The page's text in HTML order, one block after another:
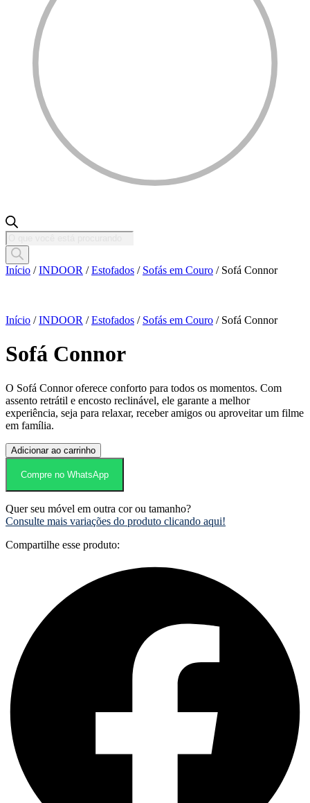
Pesquisar
produtos
Início /INDOOR /Estofados / Sofás em Couro / Sofá Connor
Início /INDOOR /Estofados / Sofás em Couro / Sofá Connor
Sofá Connor
O Sofá Connor oferece conforto para todos os momentos. Com
assento retrátil e encosto reclinável, ele garante a melhor
experiência, seja para relaxar, receber amigos ou aproveitar um filme
em família.
Sofá
Connor
quantidade
Adicionar ao carrinho
Compre no WhatsApp
Quer seu móvel em outra cor ou tamanho?
Consulte mais variações do produto clicando aqui!
Compartilhe esse produto: